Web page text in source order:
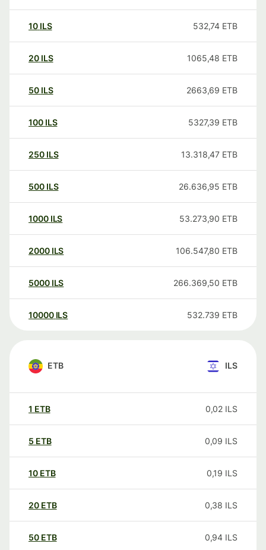
10 ILS 532,74 ETB
20 ILS 1065,48 ETB
50 ILS 2663,69 ETB
100 ILS 5327,39 ETB
250 ILS 13.318,47 ETB
500 ILS 26.636,95 ETB
1000 ILS 53.273,90 ETB
2000 ILS 106.547,80 ETB
5000 ILS 266.369,50 ETB
10000 ILS 532.739 ETB
ETB ILS
1 ETB 0,02 ILS
5 ETB 0,09 ILS
10 ETB 0,19 ILS
20 ETB 0,38 ILS
50 ETB 0,94 ILS